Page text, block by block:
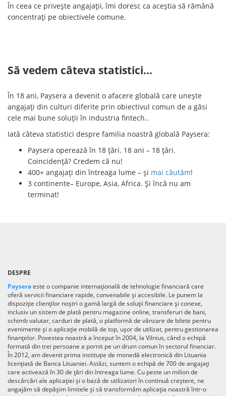
În ceea ce privește angajații, îmi doresc ca aceștia să rămână
concentrați pe obiectivele comune.
Să vedem câteva statistici…
În 18 ani, Paysera a devenit o afacere globală care unește
angajați din culturi diferite prin obiectivul comun de a găsi
cele mai bune soluții în industria fintech..
Iată câteva statistici despre familia noastră globală Paysera:
Paysera operează în 18 țări. 18 ani – 18 țări.
Coincidență? Credem că nu!
400+ angajați din întreaga lume – și mai căutăm!
3 continente– Europe, Asia, Africa. Și încă nu am
terminat!
DESPRE
Payseraeste o companie internațională de tehnologie financiară care
oferă servicii financiare rapide, convenabile și accesibile. Le punem la
dispoziție clienților noștri o gamă largă de soluții financiare și conexe,
inclusiv un sistem de plată pentru magazine online, transferuri de bani,
schimb valutar, carduri de plată, o platformă de vânzare de bilete pentru
evenimente și o aplicație mobilă de top, ușor de utilizat, pentru gestionarea
finanțelor. Povestea noastră a început în 2004, la Vilnius, când o echipă
formată din trei persoane a pornit pe un drum comun în sectorul financiar.
În 2012, am devenit prima instituție de monedă electronică din Lituania
licențiată de Banca Lituaniei. Astăzi, suntem o echipă de 700 de angajați
care activează în 30 de țări din întreaga lume. Cu peste un milion de
descărcări ale aplicației și o bază de utilizatori în continuă creștere, ne
angajăm să depășim limitele și să transformăm aplicația noastră într-o